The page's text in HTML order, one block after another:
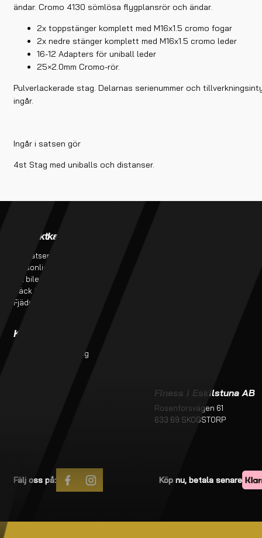
ändar. Cromo 4130 sömlösa flygplansrör och ändar.
2x toppstänger komplett med M16x1.5 cromo fogar
2x nedre stänger komplett med M16x1.5 cromo leder
16-12 Adapters för uniball leder
25×2.0mm Cromo-rör.
Pulverlackerade stag. Delarnas serienummer och
ingår.
Ingår i satsen gör
4st Stag med uniballs och distanser.
Produktkategorier
Bursatser
Personlig utrustning
Till bilen
Däck & Fälg
Fjädring & service
Kundtjänst
Monteringsanvisning
Finess i Eskilstuna AB
Rosenforsvägen 61
633 69 SKOGSTORP
Fälj oss på: Köp nu, betala senare